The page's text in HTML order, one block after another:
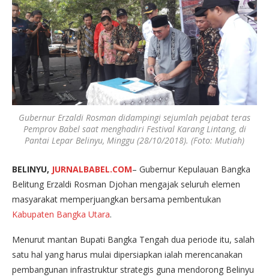
Gubernur Erzaldi Rosman didampingi sejumlah pejabat teras
Pemprov Babel saat menghadiri Festival Karang Lintang, di
Pantai Lepar Belinyu, Minggu (28/10/2018). (Foto: Mutiah)
BELINYU, JURNALBABEL.COM– Gubernur Kepulauan Bangka
Belitung Erzaldi Rosman Djohan mengajak seluruh elemen
masyarakat memperjuangkan bersama pembentukan
Kabupaten Bangka Utara.
Menurut mantan Bupati Bangka Tengah dua periode itu, salah
satu hal yang harus mulai dipersiapkan ialah merencanakan
pembangunan infrastruktur strategis guna mendorong Belinyu